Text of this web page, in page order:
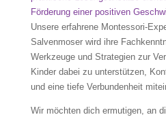
Förderung einer positiven
Unsere erfahrene Montessori-
Salvenmoser wird ihre
Werkzeuge und Strategien zur
Kinder dabei zu unterstützen,
und eine tiefe Verbundenheit
Wir möchten dich ermutigen, an